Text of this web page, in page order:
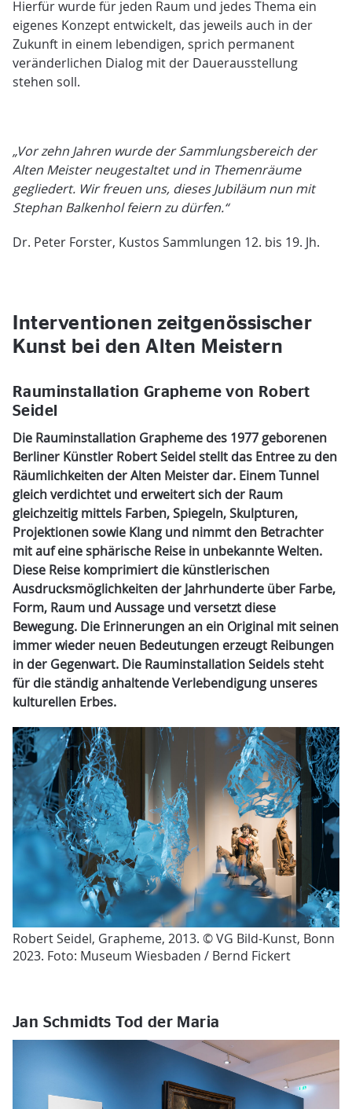
Hierfür wurde für jeden Raum und jedes Thema ein
eigenes Konzept entwickelt, das jeweils auch in der
Zukunft in einem lebendigen, sprich permanent
veränderlichen Dialog mit der Dauerausstellung
stehen soll.
„Vor zehn Jahren wurde der Sammlungsbereich der
Alten Meister neugestaltet und in Themenräume
gegliedert. Wir freuen uns, dieses Jubiläum nun mit
Stephan Balkenhol feiern zu dürfen.“
Dr. Peter Forster, Kustos Sammlungen 12. bis 19. Jh.
Interventionen zeitgenössischer
Kunst bei den Alten Meistern
Rauminstallation Grapheme von Robert
Seidel
Die Rauminstallation Grapheme des 1977 geborenen
Berliner Künstler Robert Seidel stellt das Entree zu den
Räumlichkeiten der Alten Meister dar. Einem Tunnel
gleich verdichtet und erweitert sich der Raum
gleichzeitig mittels Farben, Spiegeln, Skulpturen,
Projektionen sowie Klang und nimmt den Betrachter
mit auf eine sphärische Reise in unbekannte Welten.
Diese Reise komprimiert die künstlerischen
Ausdrucksmöglichkeiten der Jahrhunderte über Farbe,
Form, Raum und Aussage und versetzt diese
Bewegung. Die Erinnerungen an ein Original mit seinen
immer wieder neuen Bedeutungen erzeugt Reibungen
in der Gegenwart. Die Rauminstallation Seidels steht
für die ständig anhaltende Verlebendigung unseres
kulturellen Erbes.
Robert Seidel, Grapheme, 2013. © VG Bild-Kunst, Bonn
2023. Foto: Museum Wiesbaden / Bernd Fickert
Jan Schmidts Tod der Maria